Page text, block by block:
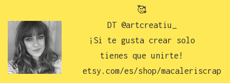
🥰
DT @artcreatiu_
¡Si te gusta crear solo
tienes que unirte!
etsy.com/es/shop/macaleriscrap